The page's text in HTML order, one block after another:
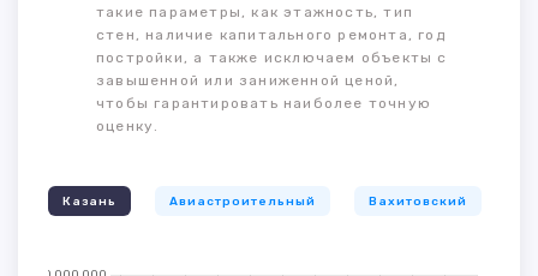
такие параметры, как этажность, тип
стен, наличие капитального ремонта, год
постройки, а также исключаем объекты с
завышенной или заниженной ценой,
чтобы гарантировать наиболее точную
оценку.
Казань Авиастроительный Вахитовский